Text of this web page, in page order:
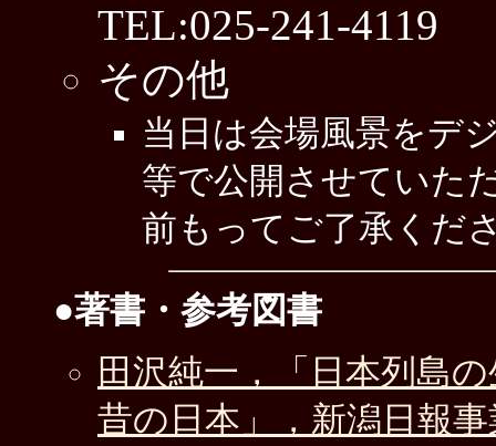
TEL:025-241-4119
その他
当日は会場風景をデ
等で公開させていた
前もってご了承くだ
●著書・参考図書
田沢純一，「日本列島
昔の日本」，新潟日報事